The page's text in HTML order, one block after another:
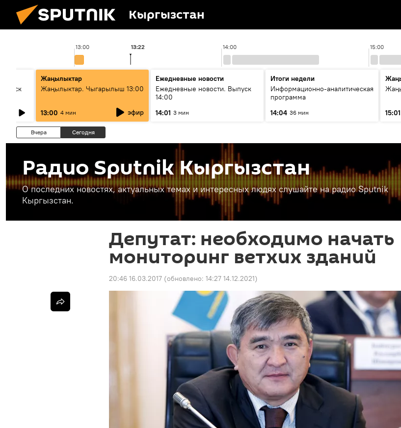
Кыргызстан
13:00 14:00 15:00
13:22
Жаңылыктар
Жаңылыктар. Чыгарылыш 13:00
13:00 4 мин эфир
Ежедневные новости
Ежедневные новости. Выпуск
14:00
14:01 3 мин
Итоги недели
Информационно-аналитическая
программа
14:04 36 мин 15:01
Вчера Сегодня
Радио Sputnik Кыргызстан
О последних новостях, актуальных темах и интересных людях слушайте на радио Sputnik
Кыргызстан.
Депутат: необходимо начать
мониторинг ветхих зданий
20:46 16.03.2017 (обновлено: 14:27 14.12.2021)